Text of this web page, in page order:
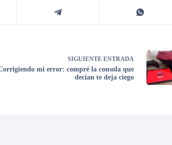
SIGUIENTEENTRADA
mi error: compré la consola que
decían te deja ciego